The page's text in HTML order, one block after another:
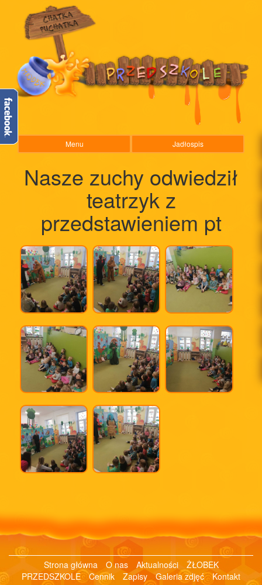
Menu Jadłospis
Nasze zuchy odwiedził
teatrzyk z
przedstawieniem pt
Strona główna O nas Aktualności
ŻŁOBEK
PRZEDSZKOLE Cennik Zapisy Galeria zdjęć Kontakt